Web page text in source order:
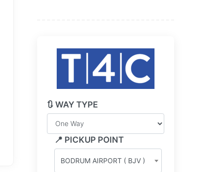
🔃 WAY TYPE
📍 PICKUP POINT
BODRUM AIRPORT ( BJV )